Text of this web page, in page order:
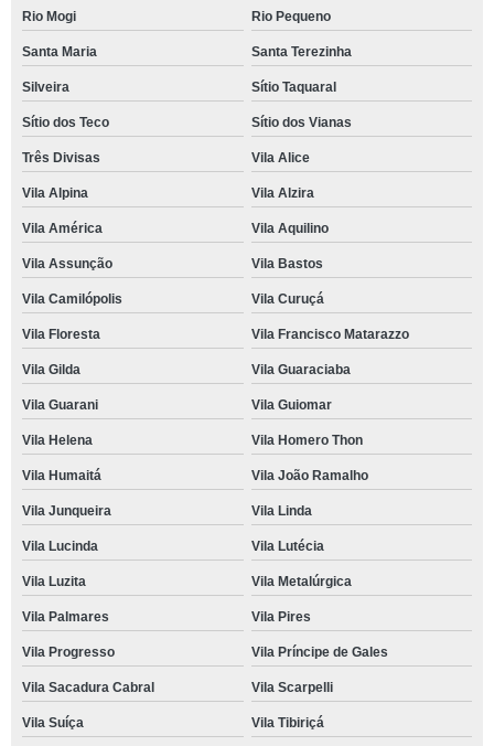
Rio Mogi Rio Pequeno
Santa Maria Santa Terezinha
Silveira Sítio Taquaral
Sítio dos Teco Sítio dos Vianas
Três Divisas Vila Alice
Vila Alpina Vila Alzira
Vila América Vila Aquilino
Vila Assunção Vila Bastos
Vila Camilópolis Vila Curuçá
Vila Floresta Vila Francisco Matarazzo
Vila Gilda Vila Guaraciaba
Vila Guarani Vila Guiomar
Vila Helena Vila Homero Thon
Vila Humaitá Vila João Ramalho
Vila Junqueira Vila Linda
Vila Lucinda Vila Lutécia
Vila Luzita Vila Metalúrgica
Vila Palmares Vila Pires
Vila Progresso Vila Príncipe de Gales
Vila Sacadura Cabral Vila Scarpelli
Vila Suíça Vila Tibiriçá